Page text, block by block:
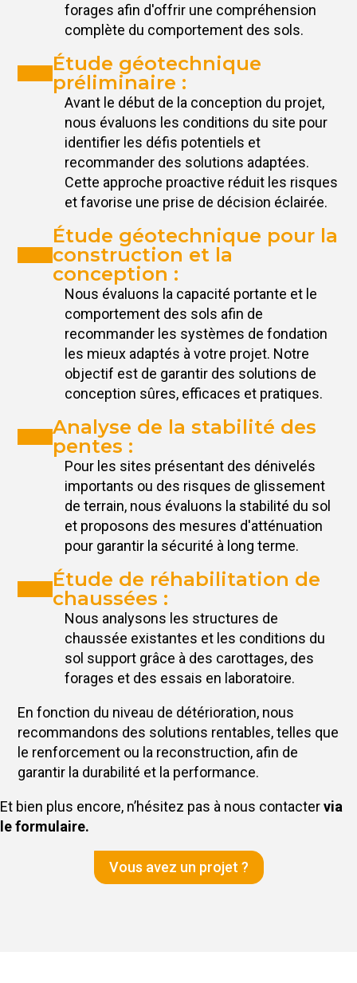
forages afin d'offrir une compréhension
complète du comportement des sols.
Étude géotechnique
préliminaire :
Avant le début de la conception du projet,
nous évaluons les conditions du site pour
identifier les défis potentiels et
recommander des solutions adaptées.
Cette approche proactive réduit les risques
et favorise une prise de décision éclairée.
Étude géotechnique pour la
construction et la
conception :
Nous évaluons la capacité portante et le
comportement des sols afin de
recommander les systèmes de fondation
les mieux adaptés à votre projet. Notre
objectif est de garantir des solutions de
conception sûres, efficaces et pratiques.
Analyse de la stabilité des
pentes :
Pour les sites présentant des dénivelés
importants ou des risques de glissement
de terrain, nous évaluons la stabilité du sol
et proposons des mesures d'atténuation
pour garantir la sécurité à long terme.
Étude de réhabilitation de
chaussées :
Nous analysons les structures de
chaussée existantes et les conditions du
sol support grâce à des carottages, des
forages et des essais en laboratoire.
En fonction du niveau de détérioration, nous
recommandons des solutions rentables, telles que
le renforcement ou la reconstruction, afin de
garantir la durabilité et la performance.
Et bien plus encore, n’hésitez pas à nous contactervia
le formulaire.
Vous avez un projet ?